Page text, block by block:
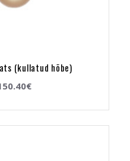
(kullatud hõbe)